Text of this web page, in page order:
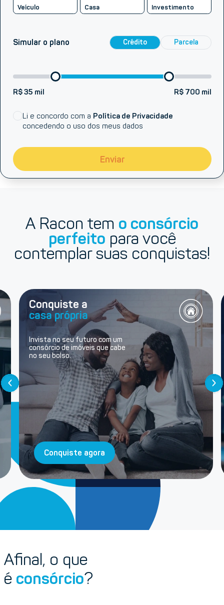
Veículo Casa Investimento
Simular o plano Crédito Parcela
R$ 35 mil R$ 700 mil
Li e concordo com a Política de Privacidade
concedendo o uso dos meus dados
Enviar
A Racon tem o consórcio
perfeito para você
contemplar suas conquistas!
Conquiste a
casa própria
Invista no seu futuro com um
consórcio de imóveis que cabe
no seu bolso.
Conquiste agora
Afinal, o que
é consórcio?